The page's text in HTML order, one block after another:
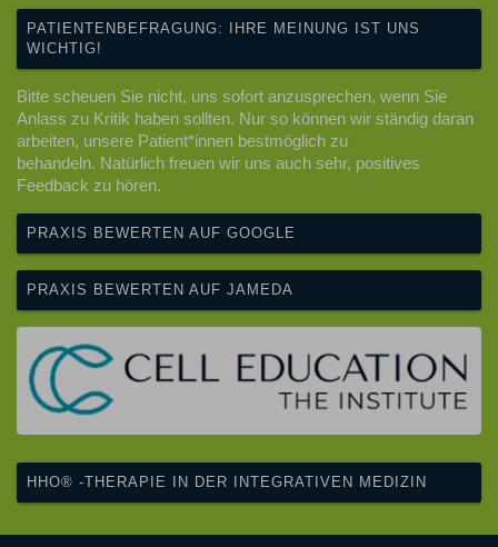
PATIENTENBEFRAGUNG: IHRE MEINUNG IST UNS
WICHTIG!
Bitte scheuen Sie nicht, uns sofort anzusprechen, wenn Sie
Anlass zu Kritik haben sollten. Nur so können wir ständig daran
arbeiten, unsere Patient*innen bestmöglich zu
behandeln. Natürlich freuen wir uns auch sehr, positives
Feedback zu hören.
PRAXIS BEWERTEN AUF GOOGLE
PRAXIS BEWERTEN AUF JAMEDA
HHO® -THERAPIE IN DER INTEGRATIVEN MEDIZIN